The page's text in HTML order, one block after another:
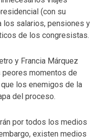
(con su
los salarios, pensiones y
de los congresistas.
y Francia Márquez
peores momentos de
los enemigos de la
del proceso.
por todos los medios
existen medios